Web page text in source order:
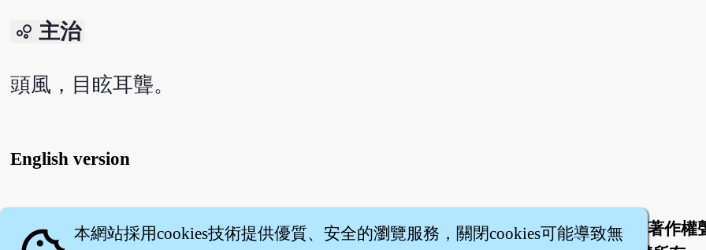
bubble_chart 主治
頭風，目眩耳聾。
English version
關於 | 聯絡我們 服務條款 隱私權條款
著作權
本網站採用cookies技術提供優質、安全的瀏覽服務，關閉cookies可能導致無